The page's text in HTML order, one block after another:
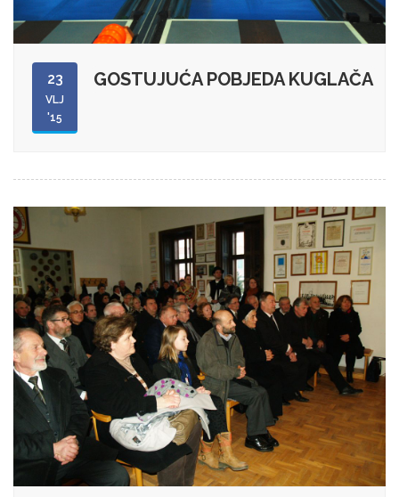
23
VLJ
'15
GOSTUJUĆA POBJEDA KUGLAČA